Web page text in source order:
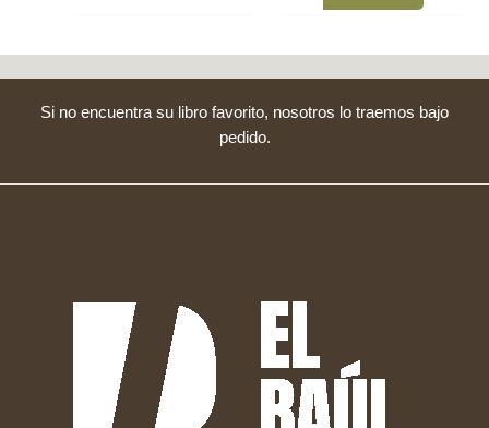
Si no encuentra su libro favorito, nosotros lo traemos bajo
pedido.